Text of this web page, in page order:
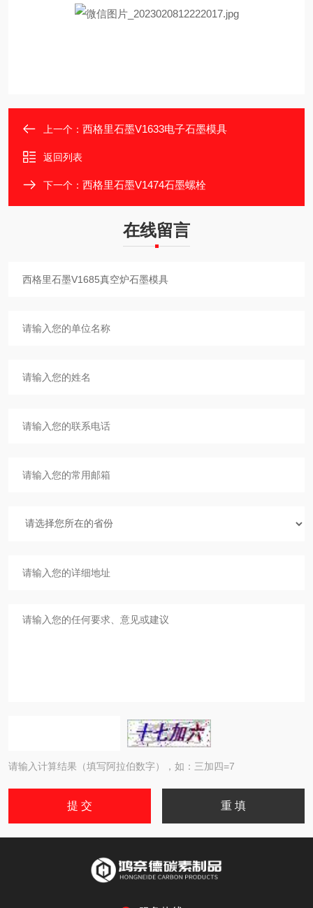
上一个： 西格里石墨V1633电子石墨模具
返回列表
下一个： 西格里石墨V1474石墨螺栓
在线留言
请输入计算结果（填写阿拉伯数字），如：三加四=7